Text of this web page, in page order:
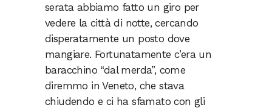
serata abbiamo fatto un giro per
vedere la città di notte, cercando
disperatamente un posto dove
mangiare. Fortunatamente c’era un
baracchino “dal merda”, come
diremmo in Veneto, che stava
chiudendo e ci ha sfamato con gli